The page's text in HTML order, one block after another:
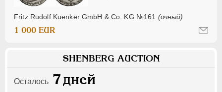
Fritz Rudolf Kuenker GmbH & Co. KG №161 (очный)
1 000 EUR
SHENBERG AUCTION
Осталось 7дней